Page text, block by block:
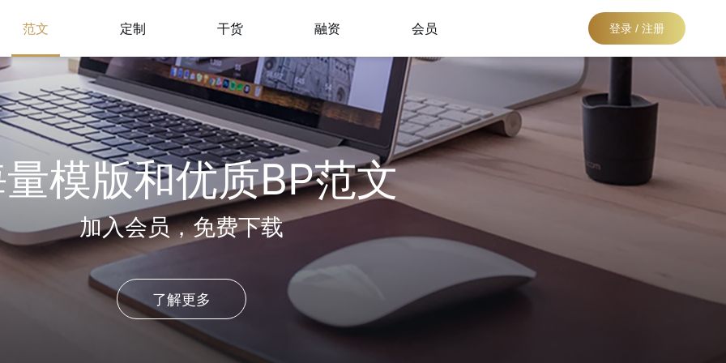
范文 定制 干货 融资 会员 登录 / 注册
模版和优质BP范文
加入会员，免费下载
了解更多